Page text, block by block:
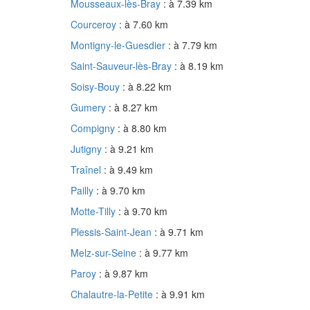
Mousseaux-lès-Bray : à 7.39 km
Courceroy : à 7.60 km
Montigny-le-Guesdier : à 7.79 km
Saint-Sauveur-lès-Bray : à 8.19 km
Soisy-Bouy : à 8.22 km
Gumery : à 8.27 km
Compigny : à 8.80 km
Jutigny : à 9.21 km
Traînel : à 9.49 km
Pailly : à 9.70 km
Motte-Tilly : à 9.70 km
Plessis-Saint-Jean : à 9.71 km
Melz-sur-Seine : à 9.77 km
Paroy : à 9.87 km
Chalautre-la-Petite : à 9.91 km